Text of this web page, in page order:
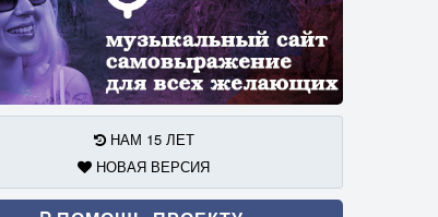
НАМ 15 ЛЕТ
НОВАЯ ВЕРСИЯ